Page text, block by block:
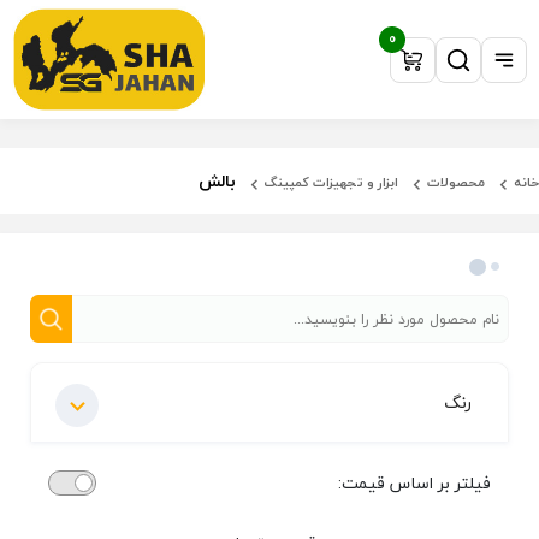
0
خانه محصولات ابزار و تجهیزات کمپینگ بالش
رنگ
فیلتر بر اساس قیمت: